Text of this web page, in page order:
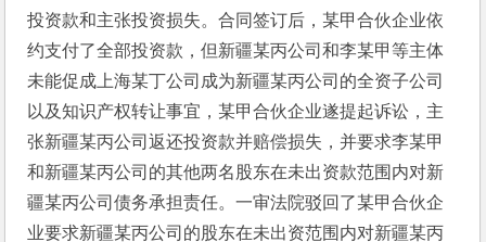
投资款和主张投资损失。合同签订后，某甲合伙企业依
约支付了全部投资款，但新疆某丙公司和李某甲等主体
未能促成上海某丁公司成为新疆某丙公司的全资子公司
以及知识产权转让事宜，某甲合伙企业遂提起诉讼，主
张新疆某丙公司返还投资款并赔偿损失，并要求李某甲
和新疆某丙公司的其他两名股东在未出资款范围内对新
疆某丙公司债务承担责任。一审法院驳回了某甲合伙企
业要求新疆某丙公司的股东在未出资范围内对新疆某丙